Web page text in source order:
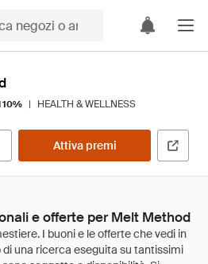
10% | HEALTH & WELLNESS
Attiva premi
e offerte per Melt Method